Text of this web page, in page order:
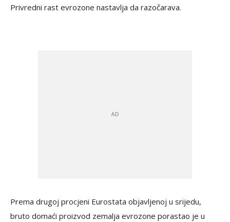
Privredni rast evrozone nastavlja da razočarava.
Prema drugoj procjeni Eurostata objavljenoj u srijedu,
bruto domaći proizvod zemalja evrozone porastao je u